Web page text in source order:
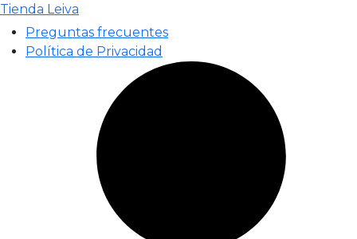
Tienda Leiva
Preguntas frecuentes
Política de Privacidad